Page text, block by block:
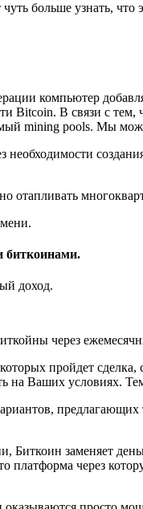
больше узнать, что
компьютер
Bitcoin. В связи с тем,
mining pools. Мы
отапливать
биткоинами.
доход.
через
пройдет
на Ваших условиях.
предлагающих
заменяет
платформа через